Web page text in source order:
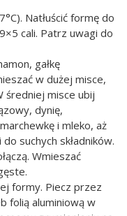
Natłuścić formę do
cali. Patrz uwagi do
gałkę
w dużej misce,
średniej misce ubij
dynię,
i mleko, aż
suchych składników.
Wmieszać
formy. Piecz przez
folią aluminiową w